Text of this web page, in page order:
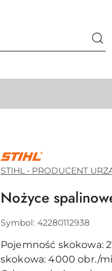
STIHL
•
PRODUCENT
URZĄDZEŃ
PIELĘGNACJI
ZIELENI
STIHL • PRODUCENT
Nożyce
Symbol: 42280112938
Pojemność skokowa:
skokowa: 4000 obr./